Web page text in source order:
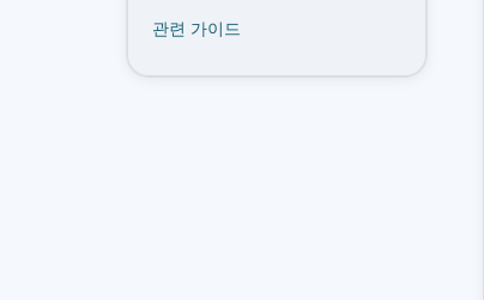
관련 가이드